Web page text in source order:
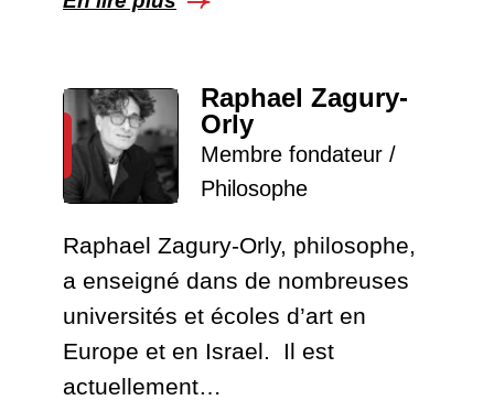
Raphael Zagury-
Orly
Membre fondateur /
Philosophe
Raphael Zagury-Orly, philosophe,
a enseigné dans de nombreuses
universités et écoles d’art en
Europe et en Israel. Il est
actuellement…